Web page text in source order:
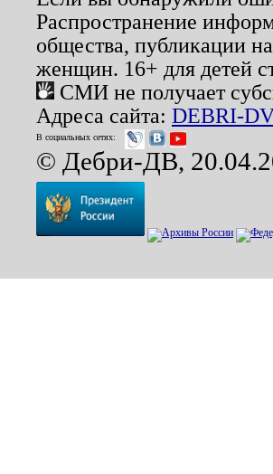
Распространение
общества, публикации
женщин. 16+ для детей
СМИ не получает
Адреса сайта: DEBRI-
В социальных сетях:
© Дебри-ДВ,